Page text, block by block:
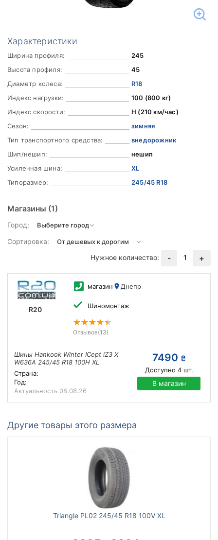
Характеристики
Ширина профиля:
245
Высота профиля:
45
Диаметр колеса:
R18
Индекс нагрузки:
100 (800 кг)
Индекс скорости:
H (210 км/час)
Сезон:
зимняя
Тип транспортного средства:
внедорожник
Шип/нешип:
нешип
Усиленная шина:
XL
Типоразмер:
245/45 R18
Магазины (1)
Город:
Сортировка:
Нужное количество:
- 1 +
R20
магазин Днепр
Шиномонтаж
Отзывов(13)
Шины Hankook Winter ICept iZ3 X
W636A 245/45 R18 100H XL
Страна:
Год:
Актуальность 08.08.26
7490 ₴
Доступно 4шт.
В магазин
Другие товары этого размера
Triangle PL02 245/45 R18 100V XL